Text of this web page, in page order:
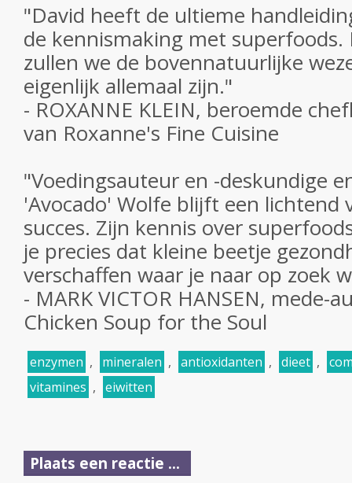
"David heeft de ultieme
de kennismaking met
zullen we de bovennatuurlijke
eigenlijk allemaal zijn."
- ROXANNE KLEIN, beroemde
van Roxanne's Fine Cuisine
"Voedingsauteur en -deskundige
'Avocado' Wolfe blijft een lichtend
succes. Zijn kennis over
je precies dat kleine beetje
verschaffen waar je naar op zoek
- MARK VICTOR HANSEN, mede-
Chicken Soup for the Soul
enzymen , mineralen , antioxidanten , dieet ,
vitamines , eiwitten
Plaats een reactie ...